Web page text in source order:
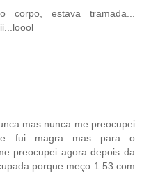
estava tramada...
mas nunca me preocupei
fui magra mas para o
preocupei agora depois da
porque meço 1 53 com